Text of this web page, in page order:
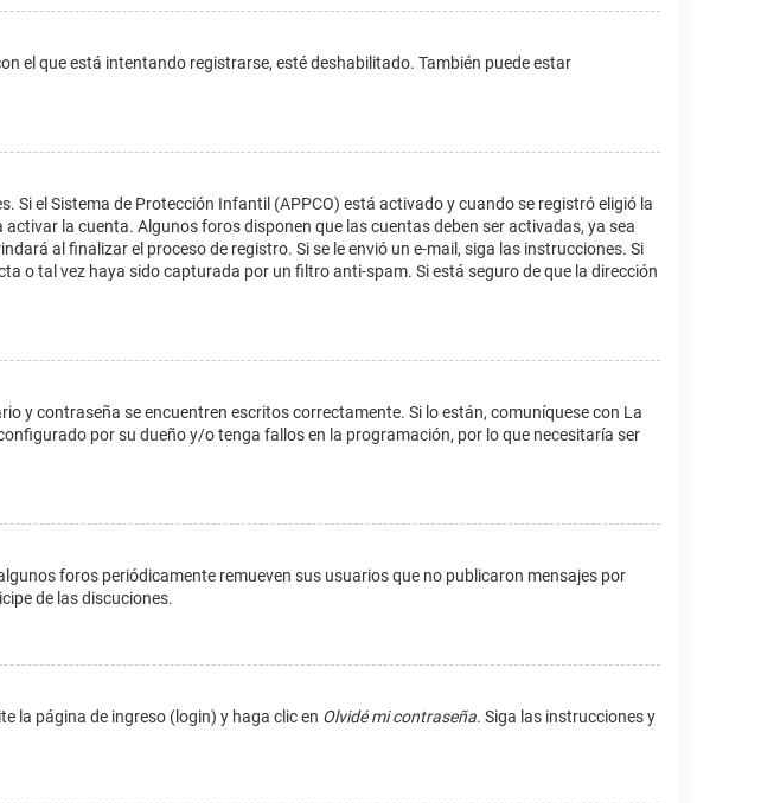
el que está intentando registrarse, esté deshabilitado. También puede estar
el Sistema de Protección Infantil (APPCO) está activado y cuando se registró eligió la
la cuenta. Algunos foros disponen que las cuentas deben ser activadas, ya sea
al finalizar el proceso de registro. Si se le envió un e-mail, siga las instrucciones. Si
o tal vez haya sido capturada por un filtro anti-spam. Si está seguro de que la dirección
y contraseña se encuentren escritos correctamente. Si lo están, comuníquese con La
por su dueño y/o tenga fallos en la programación, por lo que necesitaría ser
foros periódicamente remueven sus usuarios que no publicaron mensajes por
de las discuciones.
la página de ingreso (login) y haga clic en Olvidé mi contraseña. Siga las instrucciones y